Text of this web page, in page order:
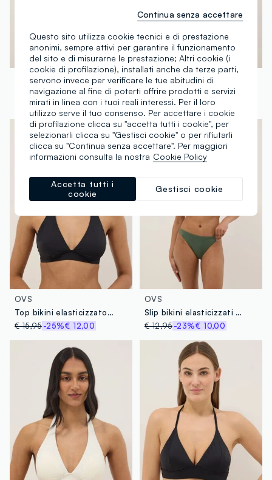
OVS
Slip bikini alla brasiliana elasticizzati bianchi
€ 12,95-23%€ 10,00
OVS
€ 15,95-25%€ 12,00
OVS
Top bikini elasticizzato nero a triangolo
€ 15,95-25%€ 12,00
OVS
Slip bikini elasticizzati verdi
€ 12,95 -23%€ 10,00
Questo sito utilizza cookie tecnici e di prestazione
anonimi, sempre attivi per garantire il funzionamento
del sito e di misurarne le prestazione; Altri cookie (i
cookie di profilazione), installati anche da terze parti,
servono invece per verificare le tue abitudini di
navigazione al fine di poterti offrire prodotti e servizi
mirati in linea con i tuoi reali interessi. Per il loro
utilizzo serve il tuo consenso. Per accettare i cookie
di profilazione clicca su "accetta tutti i cookie", per
selezionarli clicca su "Gestisci cookie" o per rifiutarli
clicca su "Continua senza accettare". Per maggiori
informazioni consulta la nostra Cookie Policy
Gestisci cookie
Accetta tutti i
cookie
Continua senza accettare